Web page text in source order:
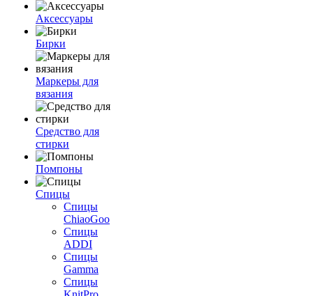
Аксессуары
Бирки
Маркеры для
вязания
Средство для
стирки
Помпоны
Спицы
Спицы
ChiaoGoo
Спицы
ADDI
Спицы
Gamma
Спицы